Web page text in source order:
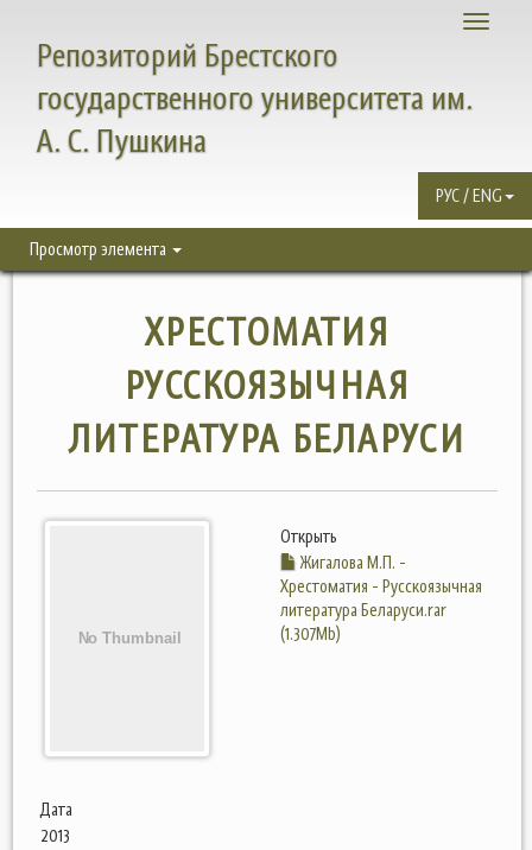
Toggle
Репозиторий Брестского
государственного университета им.
А. С. Пушкина
РУС / ENG
Просмотр элемента
ХРЕСТОМАТИЯ
РУССКОЯЗЫЧНАЯ
ЛИТЕРАТУРА БЕЛАРУСИ
Открыть
Жигалова М.П. -
Хрестоматия - Русскоязычная
литература Беларуси.rar
(1.307Mb)
Дата
2013